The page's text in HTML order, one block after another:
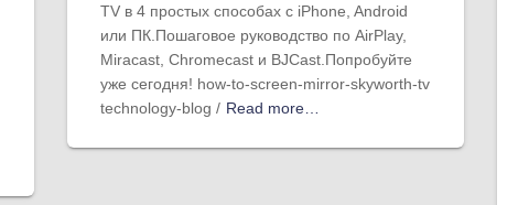
TV в 4 простых способах с iPhone, Android
или ПК.Пошаговое руководство по AirPlay,
Miracast, Chromecast и BJCast.Попробуйте
уже сегодня! how-to-screen-mirror-skyworth-tv
technology-blog / Read more…